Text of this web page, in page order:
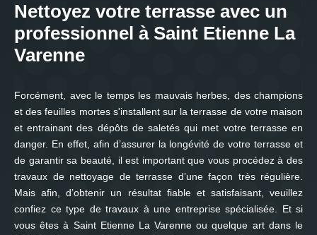
Nettoyez votre terrasse avec un
professionnel à Saint Etienne La
Varenne
Forcément, avec le temps les mauvais herbes, des champions
et des feuilles mortes s'installent sur la terrasse de votre maison
et entrainant des dépôts de saletés qui met votre terrasse en
danger. En effet, afin d’assurer la longévité de votre terrasse et
de garantir sa beauté, il est important que vous procédez à des
travaux de nettoyage de terrasse d’une façon très régulière.
Mais afin, d’obtenir un résultat fiable et satisfaisant, veuillez
confiez ce type de travaux à une entreprise spécialisée. Et si
vous êtes à Saint Etienne La Varenne ou quelque art dans le